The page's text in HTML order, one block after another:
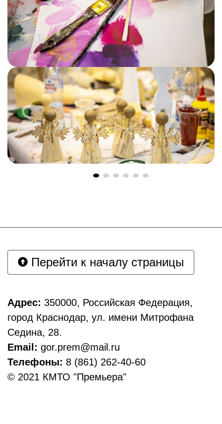
Перейти к началу страницы
Адрес: 350000, Российская Федерация,
город Краснодар, ул. имени Митрофана
Седина, 28.
Email: gor.prem@mail.ru
Телефоны: 8 (861) 262-40-60
© 2021 КМТО "Премьера"